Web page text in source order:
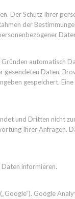
Der Schutz Ihrer
der
automatisch
Daten,
gespeichert.
und Dritten nicht
Ihrer Anfragen.
informieren.
Google